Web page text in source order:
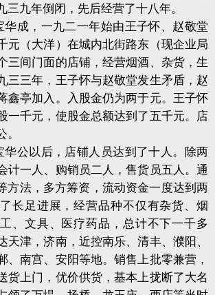
三九年倒闭，先后经营了十八年。
华成，一九二一年始由王子怀、赵敬堂
元（大洋）在城内北街路东（现企业局
三间门面的店铺，经营烟酒、杂货，生
三三年，王子怀与赵敬堂发生矛盾，赵
鑫亭加入。入股金仍为两于元。王子怀
一千元，使股金总额达到了五千元。店
华公以后，店铺人员达到了十人。除两
计一人、购销员二人，售货员五人。通
方法，多方筹资，流动资金一度达到两
长足进展，经营品种不仅有杂货、烟
、文具、医疗药品，总计不下一千多
天津，济南，近控南乐、清丰、濮阳、
、南宫、安阳等地。销售上批零兼营，
货上门，优价供货，基本上拢断了大名